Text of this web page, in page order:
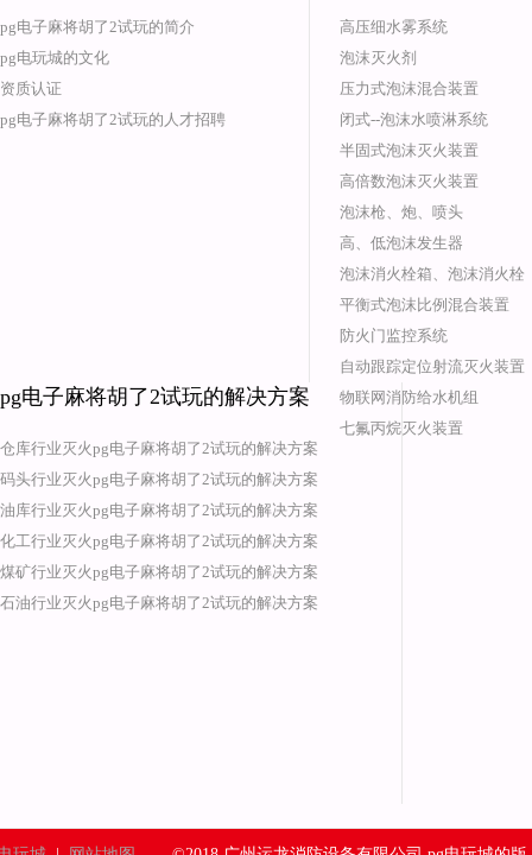
pg电子麻将胡了2试玩的简介
pg电玩城的文化
资质认证
pg电子麻将胡了2试玩的人才招聘
高压细水雾系统
泡沫灭火剂
压力式泡沫混合装置
闭式--泡沫水喷淋系统
半固式泡沫灭火装置
高倍数泡沫灭火装置
泡沫枪、炮、喷头
高、低泡沫发生器
泡沫消火栓箱、泡沫消火栓
平衡式泡沫比例混合装置
防火门监控系统
自动跟踪定位射流灭火装置
物联网消防给水机组
七氟丙烷灭火装置
pg电子麻将胡了2试玩的解决方案
仓库行业灭火pg电子麻将胡了2试玩的解决方案
码头行业灭火pg电子麻将胡了2试玩的解决方案
油库行业灭火pg电子麻将胡了2试玩的解决方案
化工行业灭火pg电子麻将胡了2试玩的解决方案
煤矿行业灭火pg电子麻将胡了2试玩的解决方案
石油行业灭火pg电子麻将胡了2试玩的解决方案